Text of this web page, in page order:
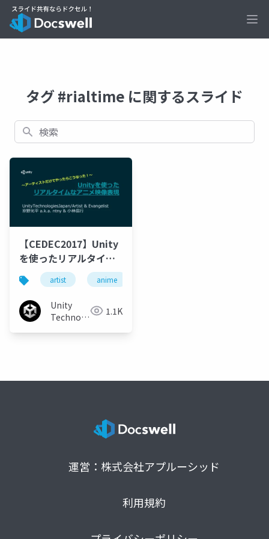
タグ #rialtime に関するスライド
検索
【CEDEC2017】Unity
を使ったリアルタイム
なアニメ映像表現
artist anime
Unity
Technologies 1.1K
運営：株式会社アプルーシッド
利用規約